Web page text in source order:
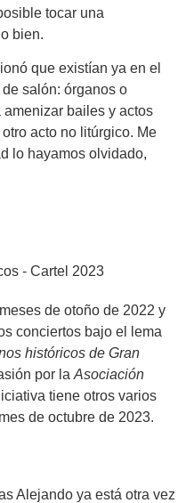
tocar una
bien.
que existían ya en el
salón: órganos o
bailes y actos
acto no litúrgico. Me
lo hayamos olvidado,
de otoño de 2022 y
conciertos bajo el lema
históricos de Gran
por la Asociación
tiene otros varios
de octubre de 2023.
Alejando ya está otra vez